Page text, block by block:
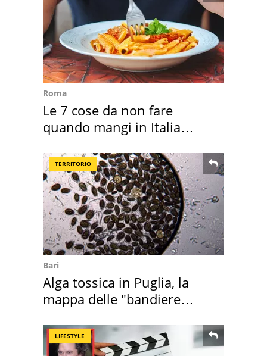
Roma
Le 7 cose da non fare
quando mangi in Italia
TERRITORIO
Bari
Alga tossica in Puglia, la
mappa delle "bandiere
LIFESTYLE